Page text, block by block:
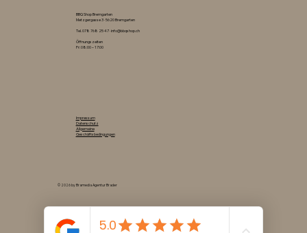
BBQ Shop Bremgarten
Metzgergasse 3 · 5620 Bremgarten
Tel. 078 768 25 47·info@bbqshop.ch
Öffnungszeiten
Fr: 08:00 – 17:00
Impressum
Datenschutz
Allgemeine
Geschäftsbedingungen
© 2026 by Bramedia Agentur Brader